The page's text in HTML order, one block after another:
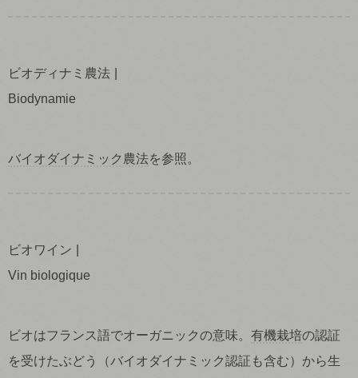
ビオディナミ農法
Biodynamie
バイオダイナミック農法を参照。
ビオワイン
Vin biologique
ビオはフランス語でオーガニックの意味。 有機栽培の認証
を受けたぶどう（バイオダイナミック認証も含む）から生